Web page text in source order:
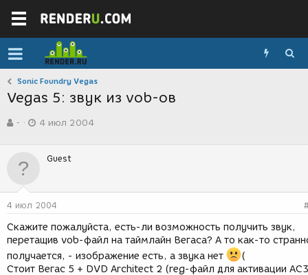
Sonic Foundry Vegas
Vegas 5: звук из vob-ов
в
р
-
а
д
н
и
4 июл 2004
Guest
4 июл 2004
Скажите пожалуйста, есть-ли возможность получить звук,
перетащив vob-файл на таймлайн Вегаса? А то как-то
получается, - изображение есть, а звука нет
(
Стоит Вегас 5 + DVD Architect 2 (reg-файл для активации AC3